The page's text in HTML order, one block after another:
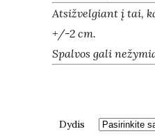
Atsižvelgiant į tai,
+/-2 cm.
Spalvos gali
Dydis